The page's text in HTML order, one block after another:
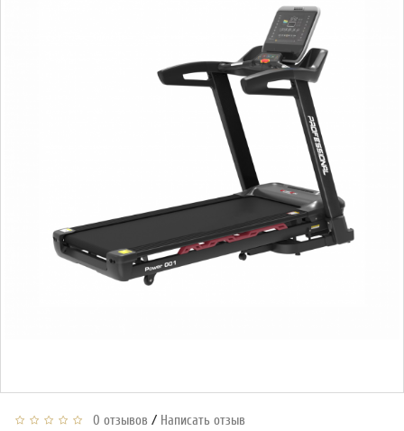
0 отзывов / Написать отзыв